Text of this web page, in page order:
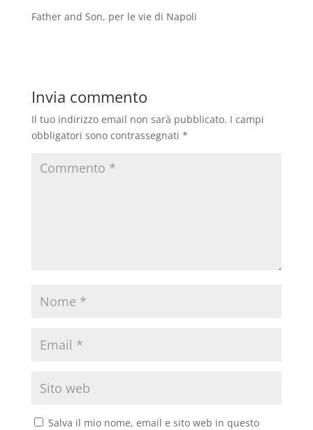
Father and Son, per le vie di Napoli
Invia commento
Il tuo indirizzo email non sarà pubblicato. I campi
obbligatori sono contrassegnati *
Salva il mio nome, email e sito web in questo